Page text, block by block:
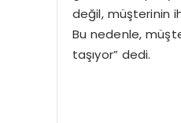
değil, müşterinin
Bu nedenle,
taşıyor” dedi.